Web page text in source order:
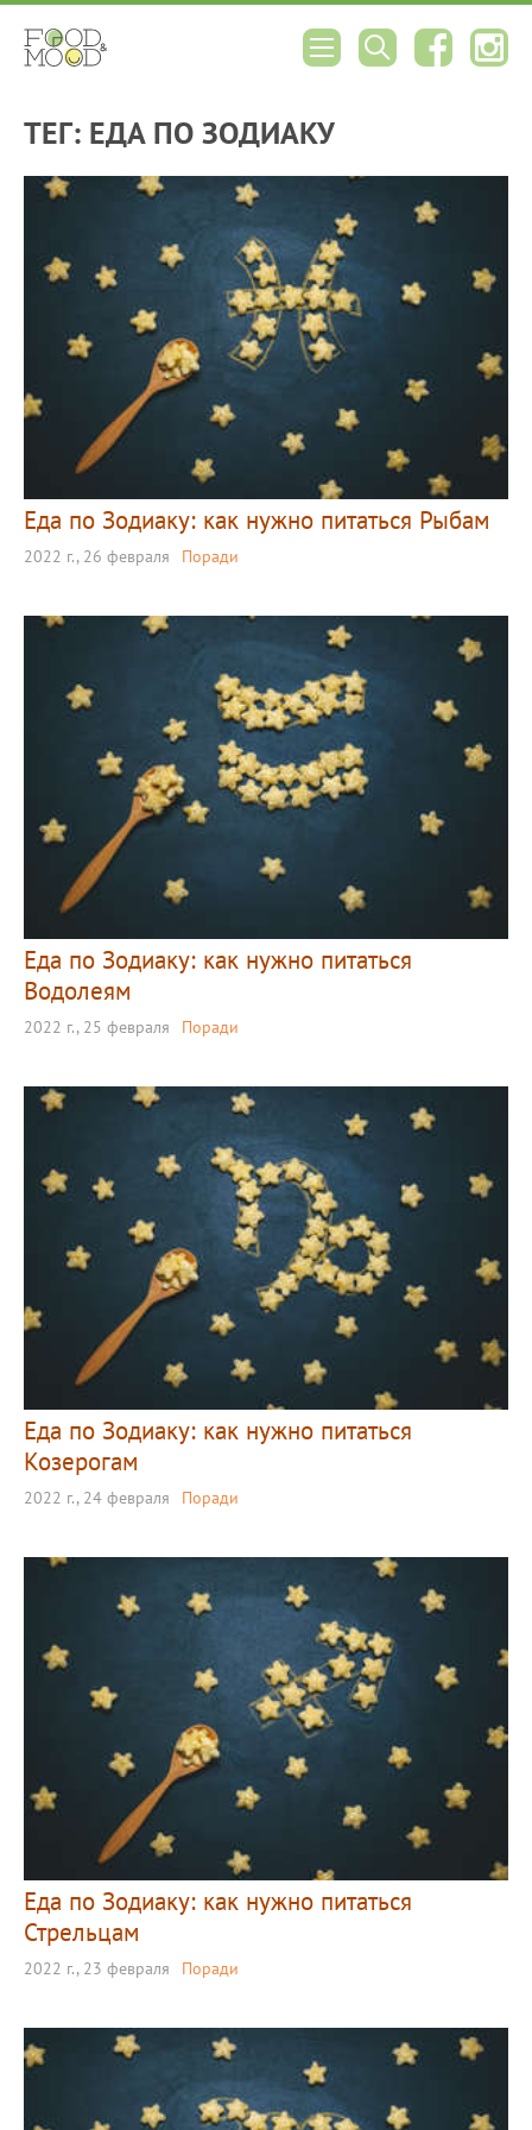
ТЕГ: ЕДА ПО ЗОДИАКУ
Еда по Зодиаку: как нужно питаться Рыбам
2022 г., 26 февраля Поради
Еда по Зодиаку: как нужно питаться
Водолеям
2022 г., 25 февраля Поради
Еда по Зодиаку: как нужно питаться
Козерогам
2022 г., 24 февраля Поради
Еда по Зодиаку: как нужно питаться
Стрельцам
2022 г., 23 февраля Поради